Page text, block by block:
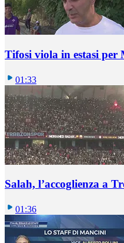
Tifosi viola in estasi per
01:33
Salah, l’accoglienza a
01:36